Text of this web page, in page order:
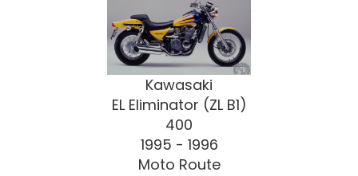
Kawasaki
EL Eliminator (ZL B1)
400
1995 - 1996
Moto Route